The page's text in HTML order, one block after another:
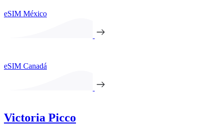
eSIM México
eSIM Canadá
Victoria Picco